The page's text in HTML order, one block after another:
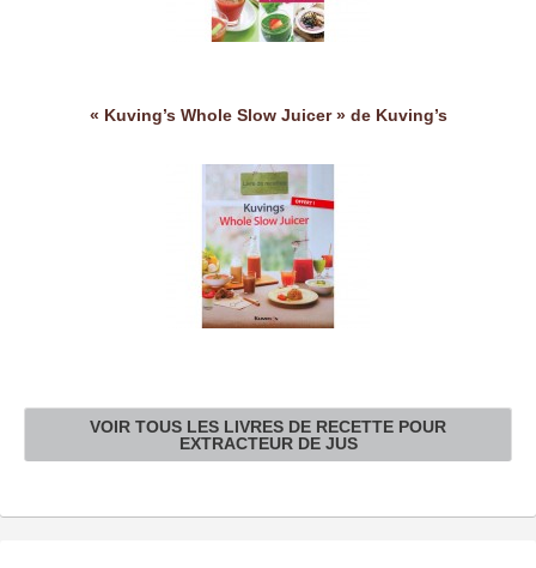
« Kuving’s Whole Slow Juicer » de Kuving’s
VOIR TOUS LES LIVRES DE RECETTE POUR
EXTRACTEUR DE JUS